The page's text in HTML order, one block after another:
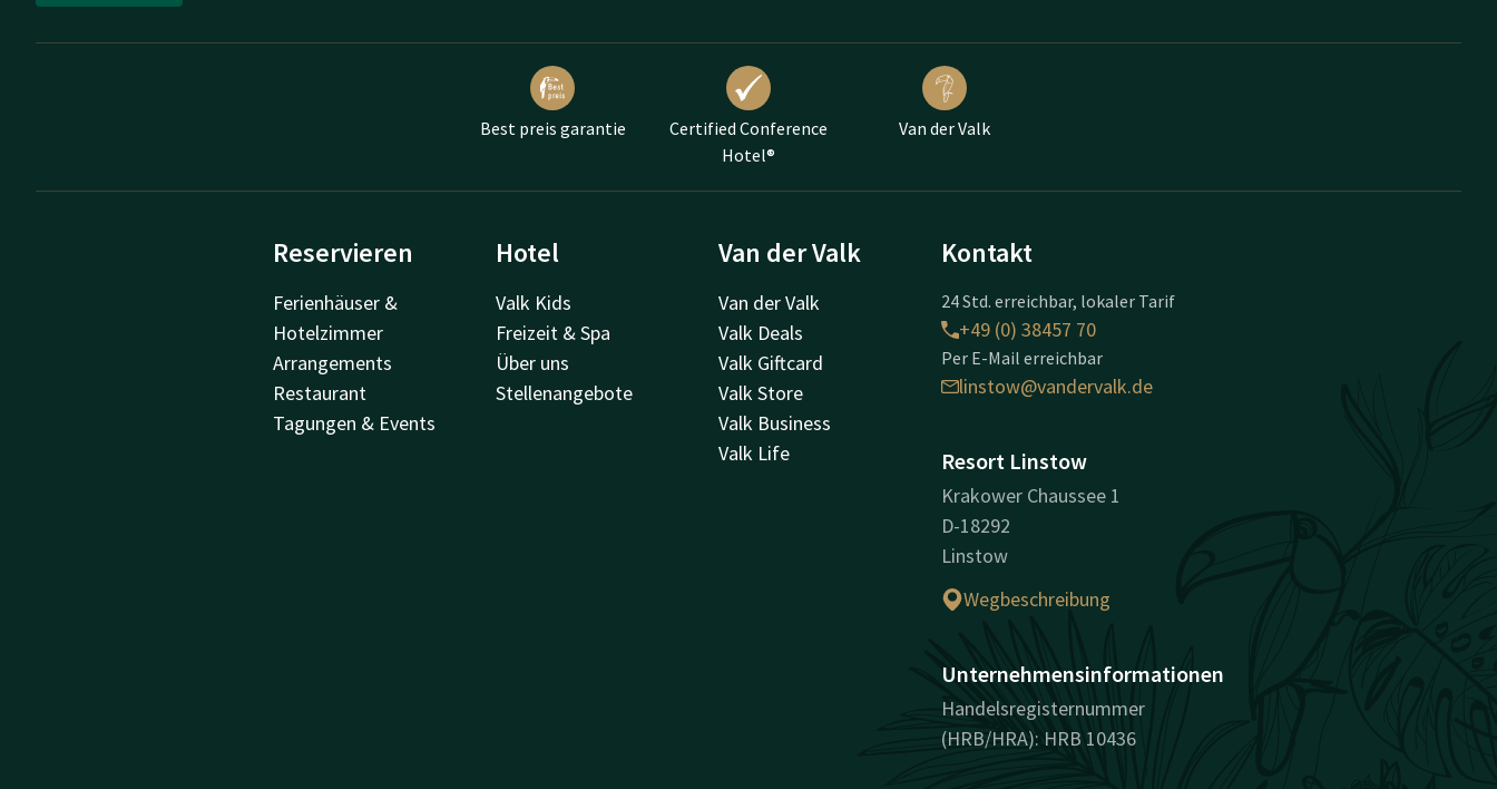
Best preis garantie
Certified Conference
Hotel®
Van der Valk
Reservieren
Ferienhäuser &
Hotelzimmer
Arrangements
Restaurant
Tagungen & Events
Hotel
Valk Kids
Freizeit & Spa
Über uns
Stellenangebote
Van der Valk
Van der Valk
Valk Deals
Valk Giftcard
Valk Store
Valk Business
Valk Life
Kontakt
24 Std. erreichbar, lokaler Tarif
+49 (0) 38457 70
Per E-Mail erreichbar
linstow@vandervalk.de
Resort Linstow
Krakower Chaussee 1
D-18292
Linstow
Wegbeschreibung
Unternehmensinformationen
Handelsregisternummer
(HRB/HRA): HRB 10436